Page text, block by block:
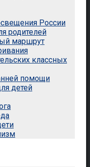
России
родителей
маршрут
классных
помощи
детей